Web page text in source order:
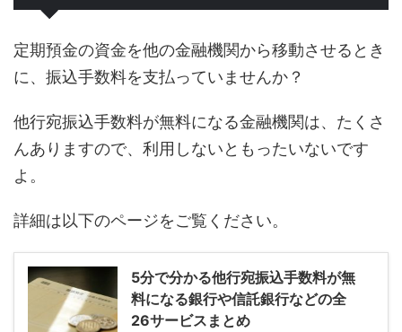
定期預金の資金を他の金融機関から移動させるとき
に、振込手数料を支払っていませんか？
他行宛振込手数料が無料になる金融機関は、たくさ
んありますので、利用しないともったいないです
よ。
詳細は以下のページをご覧ください。
5分で分かる他行宛振込手数料が無
料になる銀行や信託銀行などの全
26サービスまとめ